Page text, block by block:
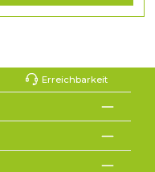
Erreichbarkeit